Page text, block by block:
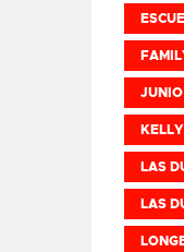
LAS
LAS